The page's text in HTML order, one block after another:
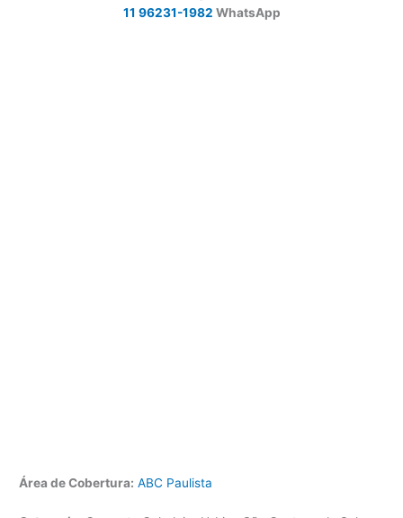
11 96231-1982 WhatsApp
Área de Cobertura: ABC Paulista